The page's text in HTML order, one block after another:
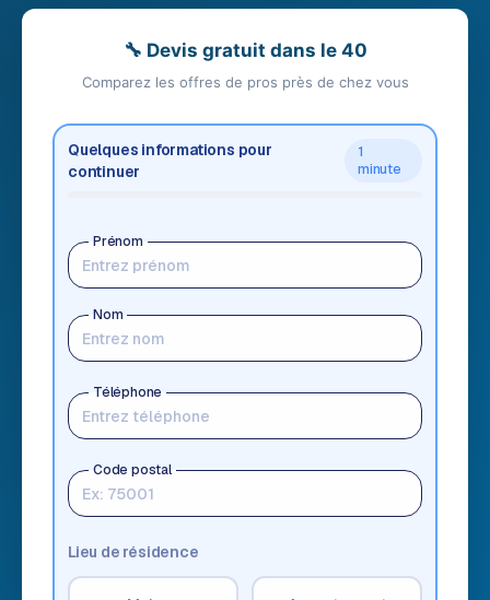
🔧 Devis gratuit dans le 40
Comparez les offres de pros près de chez vous